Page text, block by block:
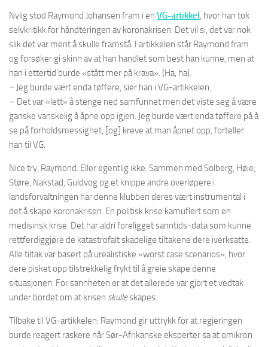
Nylig stod Raymond Johansen fram i en VG-artikkel, hvor han tok
selvkritikk for håndteringen av koronakrisen. Det vil si, det var nok
slik det var ment å skulle framstå. I artikkelen står Raymond fram
og forsøker gi skinn av at han handlet som best han kunne, men at
han i ettertid burde «stått mer på krava». (Ha, ha).
− Jeg burde vært enda tøffere, sier han i VG-artikkelen.
– Det var «lett» å stenge ned samfunnet men det viste seg å være
ganske vanskelig å åpne opp igjen. Jeg burde vært enda tøffere på å
se på forholdsmessighet, [og] kreve at man åpnet opp, forteller
han til VG.
Nice try, Raymond. Eller egentlig ikke. Sammen med Solberg, Høie,
Støre, Nakstad, Guldvog og et knippe andre overløpere i
landsforvaltningen har denne klubben deres vært instrumental i
det å skape koronakrisen. En politisk krise kamuflert som en
medisinsk krise. Det har aldri foreligget sanntids-data som kunne
rettferdiggjøre de katastrofalt skadelige tiltakene dere iverksatte.
Alle tiltak var basert på urealistiske «worst case scenarios», hvor
dere pisket opp tilstrekkelig frykt til å greie skape denne
situasjonen. For sannheten er at det allerede var gjort et vedtak
under bordet om at krisen skulleskapes.
Tilbake til VG-artikkelen: Raymond gir uttrykk for at regjeringen
burde reagert raskere når Sør-Afrikanske eksperter sa at omikron